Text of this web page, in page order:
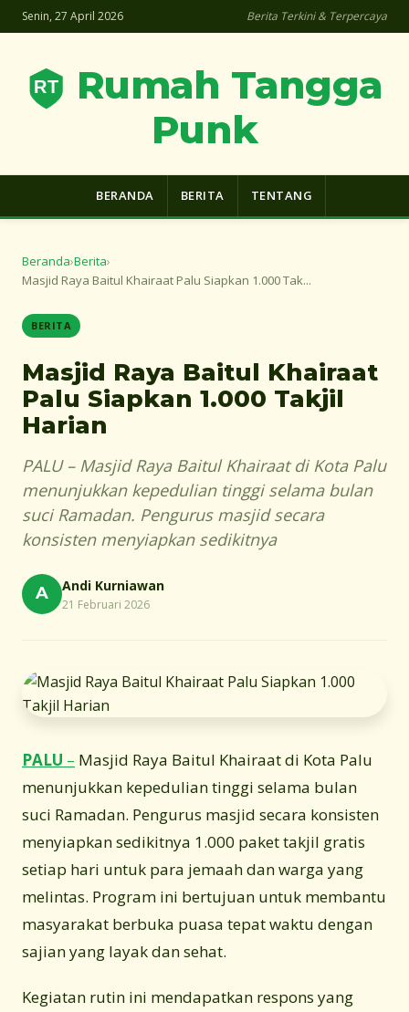
Senin, 27 April 2026 Berita Terkini & Terpercaya
Rumah Tangga
Punk
BERANDA BERITA TENTANG
Beranda›Berita›
Masjid Raya Baitul Khairaat Palu Siapkan 1.000 Tak...
BERITA
Masjid Raya Baitul Khairaat
Palu Siapkan 1.000 Takjil
Harian
PALU – Masjid Raya Baitul Khairaat di Kota Palu
menunjukkan kepedulian tinggi selama bulan
suci Ramadan. Pengurus masjid secara
konsisten menyiapkan sedikitnya
A Andi Kurniawan
21 Februari 2026
PALU – Masjid Raya Baitul Khairaat di Kota Palu
menunjukkan kepedulian tinggi selama bulan
suci Ramadan. Pengurus masjid secara konsisten
menyiapkan sedikitnya 1.000 paket takjil gratis
setiap hari untuk para jemaah dan warga yang
melintas. Program ini bertujuan untuk membantu
masyarakat berbuka puasa tepat waktu dengan
sajian yang layak dan sehat.
Kegiatan rutin ini mendapatkan respons yang